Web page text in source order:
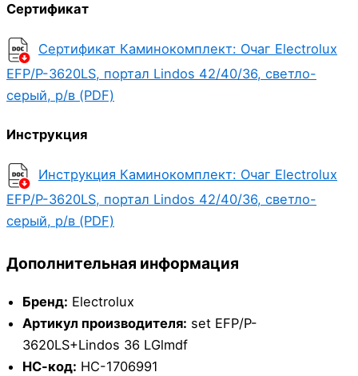
Сертификат
Сертификат Каминокомплект: Очаг Electrolux
EFP/P-3620LS, портал Lindos 42/40/36, светло-
серый, р/в (PDF)
Инструкция
Инструкция Каминокомплект: Очаг Electrolux
EFP/P-3620LS, портал Lindos 42/40/36, светло-
серый, р/в (PDF)
Дополнительная информация
Бренд: Electrolux
Артикул производителя: set EFP/P-
3620LS+Lindos 36 LGlmdf
НС-код: НС-1706991